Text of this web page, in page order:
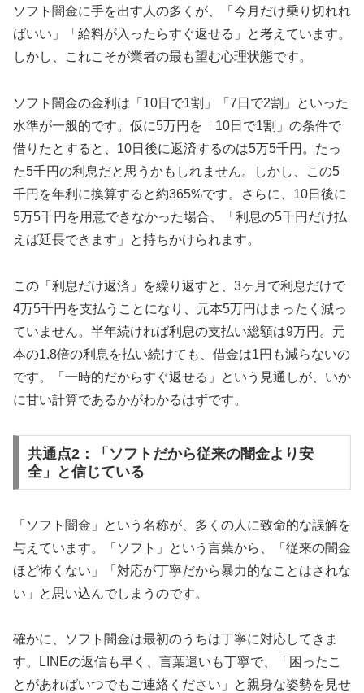
ソフト闇金に手を出す人の多くが、「今月だけ乗り切れれ
ばいい」「給料が入ったらすぐ返せる」と考えています。
しかし、これこそが業者の最も望む心理状態です。
ソフト闇金の金利は「10日で1割」「7日で2割」といった
水準が一般的です。仮に5万円を「10日で1割」の条件で
借りたとすると、10日後に返済するのは5万5千円。たっ
た5千円の利息だと思うかもしれません。しかし、この5
千円を年利に換算すると約365%です。さらに、10日後に
5万5千円を用意できなかった場合、「利息の5千円だけ払
えば延長できます」と持ちかけられます。
この「利息だけ返済」を繰り返すと、3ヶ月で利息だけで
4万5千円を支払うことになり、元本5万円はまったく減っ
ていません。半年続ければ利息の支払い総額は9万円。元
本の1.8倍の利息を払い続けても、借金は1円も減らないの
です。「一時的だからすぐ返せる」という見通しが、いか
に甘い計算であるかがわかるはずです。
共通点2：「ソフトだから従来の闇金より安
全」と信じている
「ソフト闇金」という名称が、多くの人に致命的な誤解を
与えています。「ソフト」という言葉から、「従来の闇金
ほど怖くない」「対応が丁寧だから暴力的なことはされな
い」と思い込んでしまうのです。
確かに、ソフト闇金は最初のうちは丁寧に対応してきま
す。LINEの返信も早く、言葉遣いも丁寧で、「困ったこ
とがあればいつでもご連絡ください」と親身な姿勢を見せ